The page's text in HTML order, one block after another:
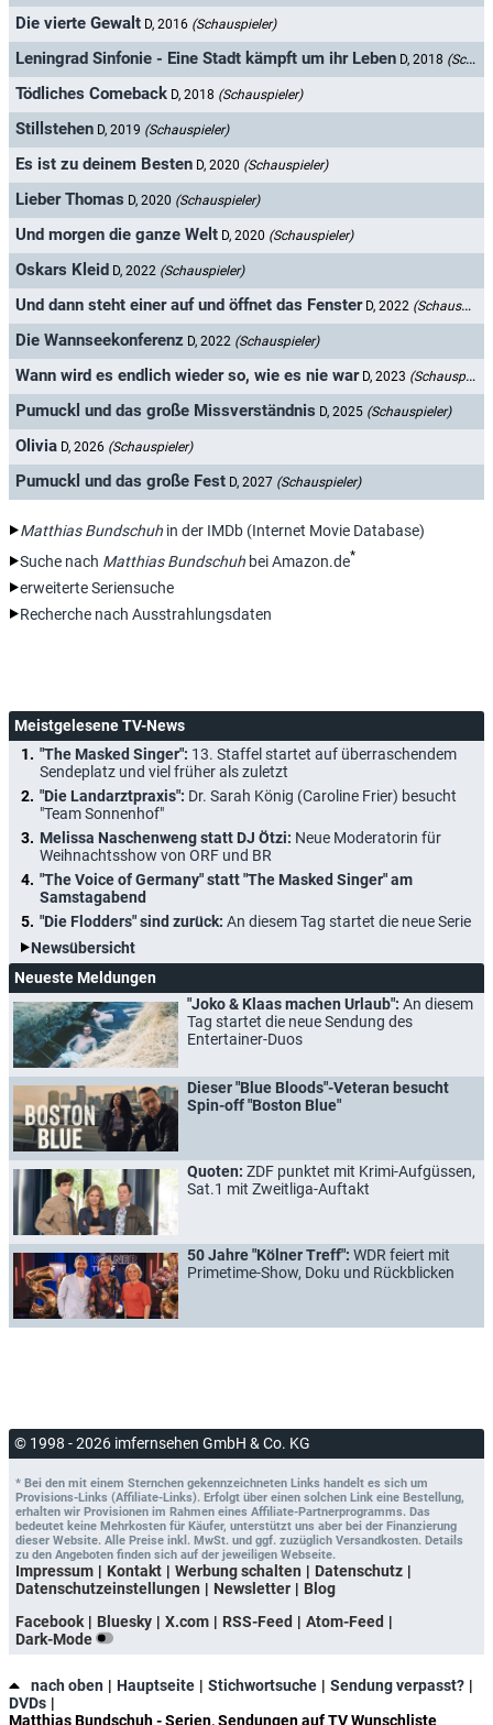
Die vierte Gewalt D, 2016 (Schauspieler)
Leningrad Sinfonie - Eine Stadt kämpft um ihr Leben D, 2018 (Schauspieler)
Tödliches Comeback D, 2018 (Schauspieler)
Stillstehen D, 2019 (Schauspieler)
Es ist zu deinem Besten D, 2020 (Schauspieler)
Lieber Thomas D, 2020 (Schauspieler)
Und morgen die ganze Welt D, 2020 (Schauspieler)
Oskars Kleid D, 2022 (Schauspieler)
Und dann steht einer auf und öffnet das Fenster D, 2022 (Schauspieler)
Die Wannseekonferenz D, 2022 (Schauspieler)
Wann wird es endlich wieder so, wie es nie war D, 2023 (Schauspieler)
Pumuckl und das große Missverständnis D, 2025 (Schauspieler)
Olivia D, 2026 (Schauspieler)
Pumuckl und das große Fest D, 2027 (Schauspieler)
Matthias Bundschuh in der IMDb (Internet Movie Database)
Suche nach Matthias Bundschuh bei Amazon.de*
erweiterte Seriensuche
Recherche nach Ausstrahlungsdaten
Meistgelesene TV-News
"The Masked Singer": 13. Staffel startet auf überraschendem
Sendeplatz und viel früher als zuletzt
"Die Landarztpraxis": Dr. Sarah König (Caroline Frier) besucht
"Team Sonnenhof"
Melissa Naschenweng statt DJ Ötzi: Neue Moderatorin für
Weihnachtsshow von ORF und BR
"The Voice of Germany" statt "The Masked Singer" am
Samstagabend
"Die Flodders" sind zurück: An diesem Tag startet die neue Serie
Newsübersicht
Neueste Meldungen
"Joko & Klaas machen Urlaub": An diesem
Tag startet die neue Sendung des
Entertainer-Duos
Dieser "Blue Bloods"-Veteran besucht
Spin-off "Boston Blue"
Quoten: ZDF punktet mit Krimi-Aufgüssen,
Sat.1 mit Zweitliga-Auftakt
50 Jahre "Kölner Treff": WDR feiert mit
Primetime-Show, Doku und Rückblicken
© 1998 - 2026 imfernsehen GmbH & Co. KG
* Bei den mit einem Sternchen gekennzeichneten Links handelt es sich um
Provisions-Links (Affiliate-Links). Erfolgt über einen solchen Link eine Bestellung,
erhalten wir Provisionen im Rahmen eines Affiliate-Partnerprogramms. Das
bedeutet keine Mehrkosten für Käufer, unterstützt uns aber bei der Finanzierung
dieser Website. Alle Preise inkl. MwSt. und ggf. zuzüglich Versandkosten. Details
zu den Angeboten finden sich auf der jeweiligen Webseite.
Impressum Kontakt Werbung schalten
Datenschutz
Datenschutzeinstellungen
Newsletter
Blog
Facebook
Bluesky X.com RSS-Feed
Atom-Feed
Dark-Mode
nach oben Hauptseite Stichwortsuche
Sendung verpasst?
DVDs
Matthias Bundschuh - Serien, Sendungen auf TV Wunschliste